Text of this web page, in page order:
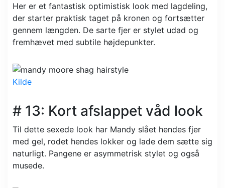
Her er et fantastisk optimistisk look med lagdeling,
der starter praktisk taget på kronen og fortsætter
gennem længden. De sarte fjer er stylet udad og
fremhævet med subtile højdepunkter.
Kilde
# 13: Kort afslappet våd look
Til dette sexede look har Mandy slået hendes fjer
med gel, rodet hendes lokker og lade dem sætte sig
naturligt. Pangene er asymmetrisk stylet og også
musede.